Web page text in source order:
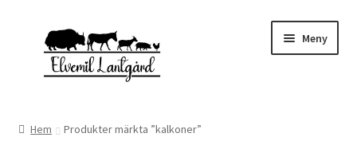
Hoppa
navigering
Hoppa
innehåll
Meny
Hem Produkter märkta ”kalkoner”